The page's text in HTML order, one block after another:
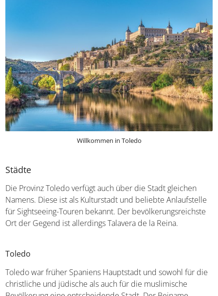
Städte
Die Provinz Toledo verfügt auch über die Stadt gleichen
Namens. Diese ist als Kulturstadt und beliebte
Anlaufstelle für Sightseeing-Touren bekannt. Der
Talavera de la Reina.
Toledo